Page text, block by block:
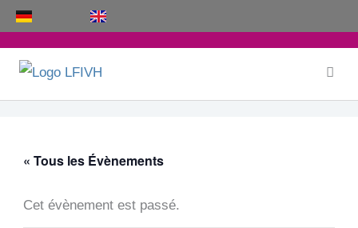
Aller
au
contenu
« Tous les Évènements
Cet évènement est passé.